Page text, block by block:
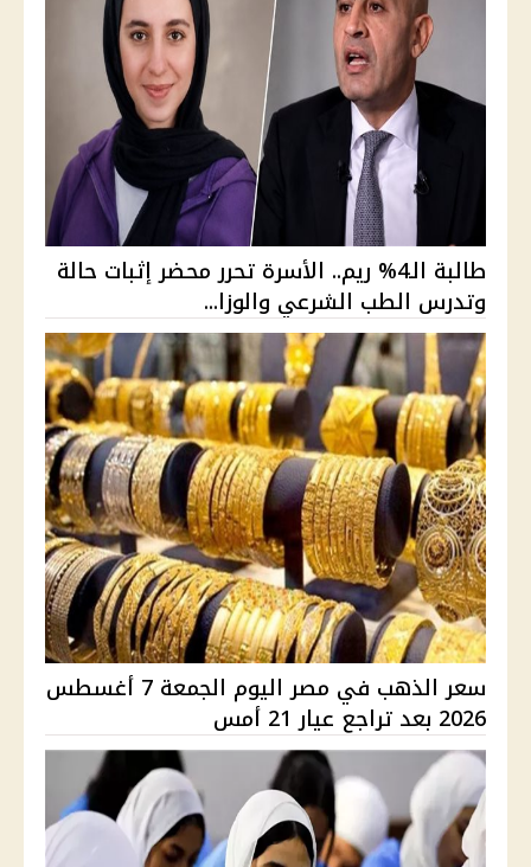
طالبة الـ4% ريم.. الأسرة تحرر محضر إثبات حالة
وتدرس الطب الشرعي والوزا...
سعر الذهب في مصر اليوم الجمعة 7 أغسطس
2026 بعد تراجع عيار 21 أمس